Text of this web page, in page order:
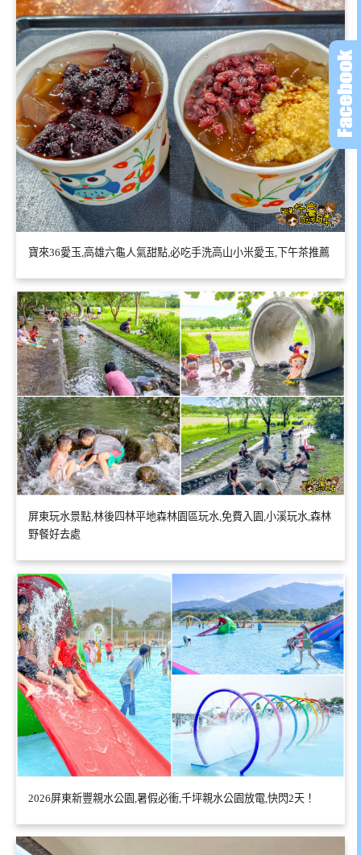
寶來36愛玉,高雄六龜人氣甜點,必吃手洗高山小米愛玉,下午茶推薦
屏東玩水景點,林後四林平地森林園區玩水,免費入園,小溪玩水,森林
野餐好去處
2026屏東新豐親水公園,暑假必衝,千坪親水公園放電,快閃2天！